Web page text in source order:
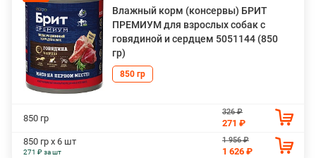
Влажный корм (консервы) БРИТ
ПРЕМИУМ для взрослых собак с
говядиной и сердцем 5051144 (850
гр)
850 гр
850 гр
326 ₽
271 ₽
850 гр х 6 шт
271 ₽ за шт
1 956 ₽
1 626 ₽